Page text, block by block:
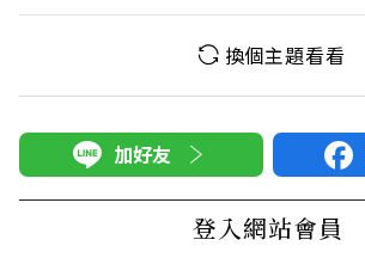
換個主題看看
加好友
登入網站會員